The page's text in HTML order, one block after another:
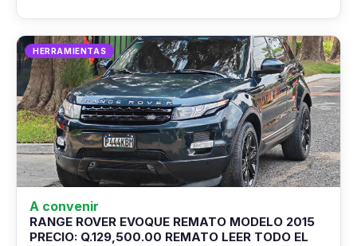
HERRAMIENTAS
A convenir
RANGE ROVER EVOQUE REMATO MODELO 2015
PRECIO: Q.129,500.00 REMATO LEER TODO EL